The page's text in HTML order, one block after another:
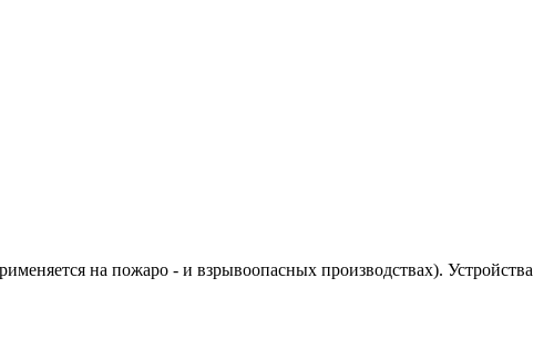
на пожаро - и взрывоопасных производствах). Устройства